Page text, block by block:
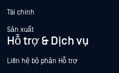
Tài chính
Sản xuất
Hỗ trợ & Dịch vụ
Liên hệ bộ phận Hỗ trợ